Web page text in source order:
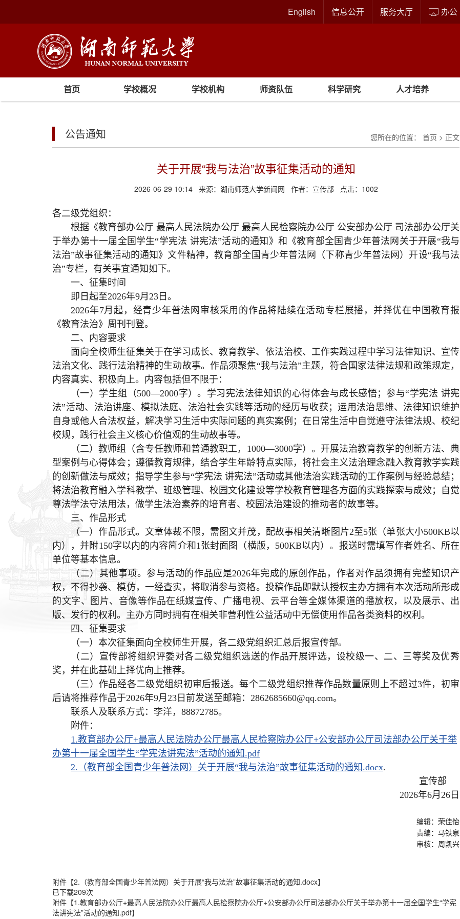
English 信息公开 服务大厅 办公
首页 学校概况 学校机构 师资队伍 科学研究 人才培养
您所在的位置： 首页 > 正文
公告通知
关于开展“我与法治”故事征集活动的通知
2026-06-29 10:14来源： 湖南师范大学新闻网 作者： 宣传部 点击： 1002
各二级党组织：
根据《教育部办公厅 最高人民法院办公厅 最高人民检察院办公厅 公安部办公厅 司法部办公厅关
于举办第十一届全国学生“学宪法 讲宪法”活动的通知》和《教育部全国青少年普法网关于开展“我与
法治”故事征集活动的通知》文件精神，教育部全国青少年普法网（下称青少年普法网）开设“我与法
治”专栏，有关事宜通知如下。
一、征集时间
即日起至2026年9月23日。
2026年7月起，经青少年普法网审核采用的作品将陆续在活动专栏展播，并择优在中国教育报
《教育法治》周刊刊登。
二、内容要求
面向全校师生征集关于在学习成长、教育教学、依法治校、工作实践过程中学习法律知识、宣传
法治文化、践行法治精神的生动故事。作品须聚焦“我与法治”主题，符合国家法律法规和政策规定，
内容真实、积极向上。内容包括但不限于：
（一）学生组（500—2000字）。学习宪法法律知识的心得体会与成长感悟；参与“学宪法 讲宪
法”活动、法治讲座、模拟法庭、法治社会实践等活动的经历与收获；运用法治思维、法律知识维护
自身或他人合法权益，解决学习生活中实际问题的真实案例；在日常生活中自觉遵守法律法规、校纪
校规，践行社会主义核心价值观的生动故事等。
（二）教师组（含专任教师和普通教职工，1000—3000字）。开展法治教育教学的创新方法、典
型案例与心得体会；遵循教育规律，结合学生年龄特点实际，将社会主义法治理念融入教育教学实践
的创新做法与成效；指导学生参与“学宪法 讲宪法”活动或其他法治实践活动的工作案例与经验总结；
将法治教育融入学科教学、班级管理、校园文化建设等学校教育管理各方面的实践探索与成效；自觉
尊法学法守法用法，做学生法治素养的培育者、校园法治建设的推动者的故事等。
三、作品形式
（一）作品形式。文章体裁不限，需图文并茂，配故事相关清晰图片2至5张（单张大小500KB以
内），并附150字以内的内容简介和1张封面图（横版，500KB以内）。报送时需填写作者姓名、所在
单位等基本信息。
（二）其他事项。参与活动的作品应是2026年完成的原创作品，作者对作品须拥有完整知识产
权，不得抄袭、模仿，一经查实，将取消参与资格。投稿作品即默认授权主办方拥有本次活动所形成
的文字、图片、音像等作品在纸媒宣传、广播电视、云平台等全媒体渠道的播放权，以及展示、出
版、发行的权利。主办方同时拥有在相关非营利性公益活动中无偿使用作品各类资料的权利。
四、征集要求
（一）本次征集面向全校师生开展，各二级党组织汇总后报宣传部。
（二）宣传部将组织评委对各二级党组织选送的作品开展评选，设校级一、二、三等奖及优秀
奖，并在此基础上择优向上推荐。
（三）作品经各二级党组织初审后报送。每个二级党组织推荐作品数量原则上不超过3件，初审
后请将推荐作品于2026年9月23日前发送至邮箱：2862685660@qq.com。
联系人及联系方式：李洋，88872785。
附件：
1.教育部办公厅+最高人民法院办公厅最高人民检察院办公厅+公安部办公厅司法部办公厅关于举
办第十一届全国学生“学宪法讲宪法”活动的通知.pdf
2.（教育部全国青少年普法网）关于开展“我与法治”故事征集活动的通知.docx.
宣传部
2026年6月26日
编辑：荣佳怡
责编：马铁泉
审核：周凯兴
附件【2.（教育部全国青少年普法网）关于开展“我与法治”故事征集活动的通知.docx】
已下载209次
附件【1.教育部办公厅+最高人民法院办公厅最高人民检察院办公厅+公安部办公厅司法部办公厅关于举办第十一届全国学生“学宪
法讲宪法”活动的通知.pdf】